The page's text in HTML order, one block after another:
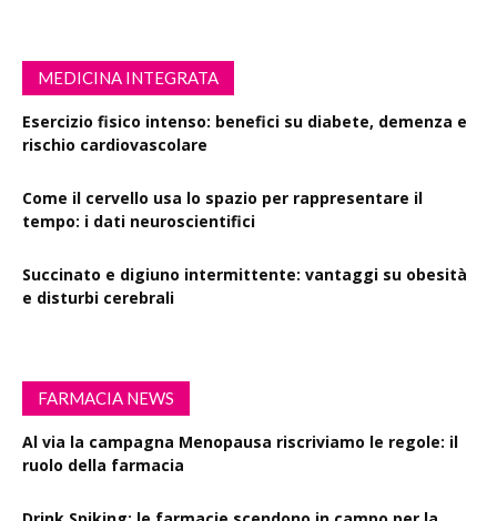
MEDICINA INTEGRATA
Esercizio fisico intenso: benefici su diabete, demenza e
rischio cardiovascolare
Come il cervello usa lo spazio per rappresentare il
tempo: i dati neuroscientifici
Succinato e digiuno intermittente: vantaggi su obesità
e disturbi cerebrali
FARMACIA NEWS
Al via la campagna Menopausa riscriviamo le regole: il
ruolo della farmacia